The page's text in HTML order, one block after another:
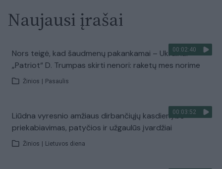
Naujausi įrašai
00:02:40
Nors teigė, kad šaudmenų pakankamai – Ukrainai
„Patriot“ D. Trumpas skirti nenori: raketų mes norime
Žinios Pasaulis
00:03:52
Liūdna vyresnio amžiaus dirbančiųjų kasdienybė –
priekabiavimas, patyčios ir užgaulūs įvardžiai
Žinios Lietuvos diena